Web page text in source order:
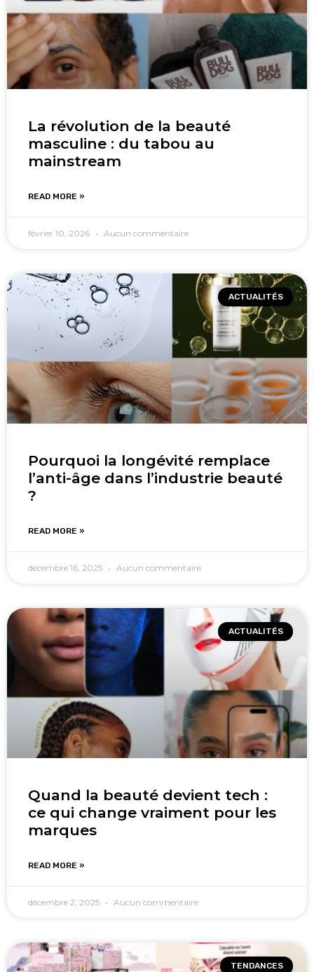
La révolution de la beauté
masculine : du tabou au
mainstream
READ MORE »
février 10, 2026 Aucun commentaire
ACTUALITÉS
Pourquoi la longévité remplace
l’anti-âge dans l’industrie beauté
?
READ MORE »
décembre 16, 2025 Aucun commentaire
ACTUALITÉS
Quand la beauté devient tech :
ce qui change vraiment pour les
marques
READ MORE »
décembre 2, 2025 Aucun commentaire
TENDANCES